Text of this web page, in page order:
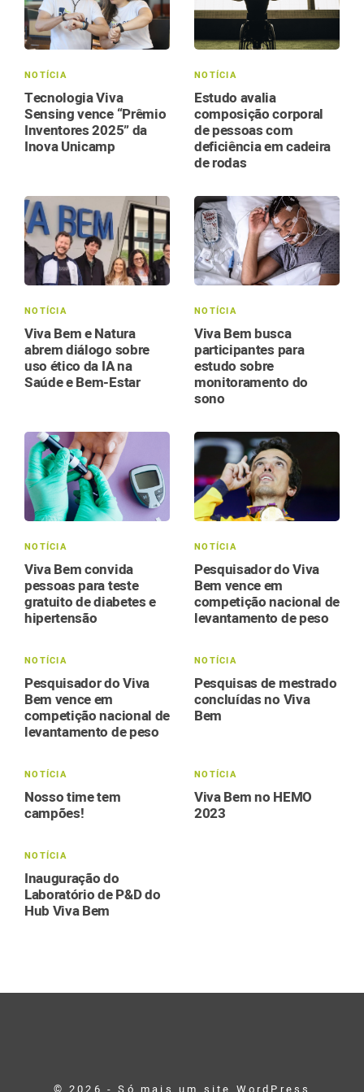
NOTÍCIA
Tecnologia Viva
Sensing vence “Prêmio
Inventores 2025” da
Inova Unicamp
NOTÍCIA
Estudo avalia
composição corporal
de pessoas com
deficiência em cadeira
de rodas
NOTÍCIA
Viva Bem e Natura
abrem diálogo sobre
uso ético da IA na
Saúde e Bem-Estar
NOTÍCIA
Viva Bem busca
participantes para
estudo sobre
monitoramento do
sono
NOTÍCIA
Viva Bem convida
pessoas para teste
gratuito de diabetes e
hipertensão
NOTÍCIA
Pesquisador do Viva
Bem vence em
competição nacional de
levantamento de peso
NOTÍCIA
Pesquisador do Viva
Bem vence em
competição nacional de
levantamento de peso
NOTÍCIA
Pesquisas de mestrado
concluídas no Viva
Bem
NOTÍCIA
Nosso time tem
campões!
NOTÍCIA
Viva Bem no HEMO
2023
NOTÍCIA
Inauguração do
Laboratório de P&D do
Hub Viva Bem